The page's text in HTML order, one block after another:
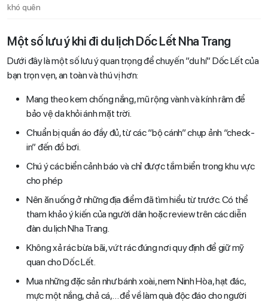
khó quên
Một số lưu ý khi đi du lịch Dốc Lết Nha Trang
Dưới đây là một số lưu ý quan trọng để chuyến ”du hí” Dốc Lết của
bạn trọn vẹn, an toàn và thú vị hơn:
Mang theo kem chống nắng, mũ rộng vành và kính râm để
bảo vệ da khỏi ánh mặt trời.
Chuẩn bị quần áo đầy đủ, từ các “bộ cánh” chụp ảnh “check-
in” đến đồ bơi.
Chú ý các biển cảnh báo và chỉ được tắm biển trong khu vực
cho phép
Nên ăn uống ở những địa điểm đã tìm hiểu từ trước. Có thể
tham khảo ý kiến của người dân hoặc review trên các diễn
đàn du lịch Nha Trang.
Không xả rác bừa bãi, vứt rác đúng nơi quy định để giữ mỹ
quan cho Dốc Lết.
Mua những đặc sản như bánh xoài, nem Ninh Hòa, hạt đác,
mực một nắng, chả cá,… để về làm quà độc đáo cho người